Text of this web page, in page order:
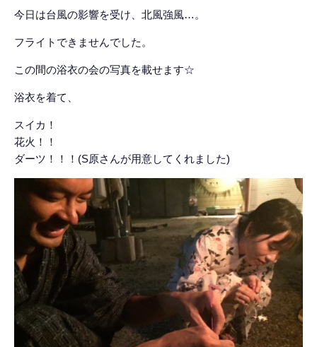
今日は台風の影響を受け、北風強風…。
フライトできませんでした。
この間の浴衣の会の写真を載せます☆
浴衣を着て、
スイカ！
花火！！
ダーツ！！！(S原さんが用意してくれました)